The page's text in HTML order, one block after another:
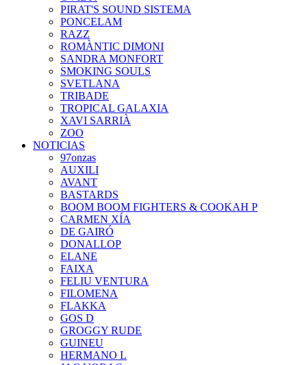
PIRAT'S SOUND SISTEMA
PONCELAM
RAZZ
ROMÀNTIC DIMONI
SANDRA MONFORT
SMOKING SOULS
SVETLANA
TRIBADE
TROPICAL GALAXIA
XAVI SARRIÀ
ZOO
NOTICIAS
97onzas
AUXILI
AVANT
BASTARDS
BOOM BOOM FIGHTERS & COOKAH P
CARMEN XÍA
DE GAIRÓ
DONALLOP
ELANE
FAIXA
FELIU VENTURA
FILOMENA
FLAKKA
GOS D
GROGGY RUDE
GUINEU
HERMANO L